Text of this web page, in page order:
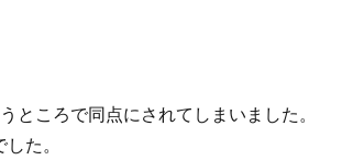
ところで同点にされてしまいました。
た。